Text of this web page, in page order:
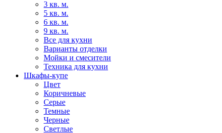
3 кв. м.
5 кв. м.
6 кв. м.
9 кв. м.
Все для кухни
Варианты отделки
Мойки и смесители
Техника для кухни
Шкафы-купе
Цвет
Коричневые
Серые
Темные
Черные
Светлые